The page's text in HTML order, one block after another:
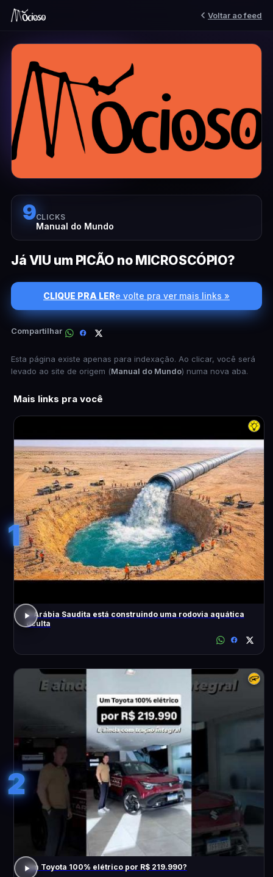
Voltar ao feed
9CLICKS
Manual do Mundo
Já VIU um PICÃO no MICROSCÓPIO?
CLIQUE PRA LERe volte pra ver mais links »
Compartilhar
Esta página existe apenas para indexação. Ao clicar, você será
levado ao site de origem (Manual do Mundo) numa nova aba.
Mais links pra você
1
A Arábia Saudita está construindo uma rodovia aquática
oculta
2
Um Toyota 100% elétrico por R$ 219.990?